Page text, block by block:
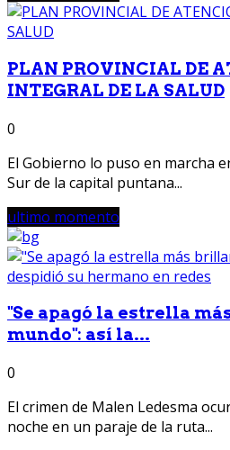
PLAN PROVINCIAL DE
INTEGRAL DE LA SALUD
0
El Gobierno lo puso en marcha
Sur de la capital puntana...
ultimo momento
"Se apagó la estrella
mundo": así la...
0
El crimen de Malen Ledesma
noche en un paraje de la ruta...